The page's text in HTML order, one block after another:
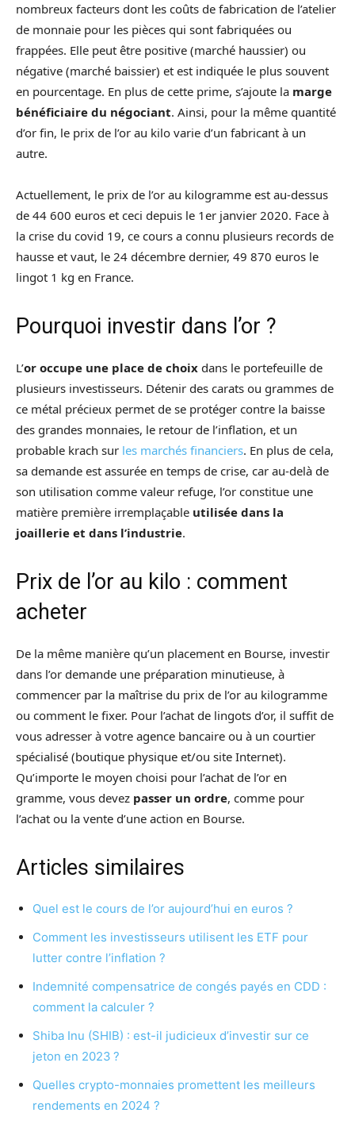
nombreux facteurs dont les coûts de fabrication de l’atelier
de monnaie pour les pièces qui sont fabriquées ou
frappées. Elle peut être positive (marché haussier) ou
négative (marché baissier) et est indiquée le plus souvent
en pourcentage. En plus de cette prime, s’ajoute la marge
bénéficiaire du négociant. Ainsi, pour la même quantité
d’or fin, le prix de l’or au kilo varie d’un fabricant à un
autre.
Actuellement, le prix de l’or au kilogramme est au-dessus
de 44 600 euros et ceci depuis le 1er janvier 2020. Face à
la crise du covid 19, ce cours a connu plusieurs records de
hausse et vaut, le 24 décembre dernier, 49 870 euros le
lingot 1 kg en France.
Pourquoi investir dans l’or ?
L’or occupe une place de choix dans le portefeuille de
plusieurs investisseurs. Détenir des carats ou grammes de
ce métal précieux permet de se protéger contre la baisse
des grandes monnaies, le retour de l’inflation, et un
probable krach sur les marchés financiers. En plus de cela,
sa demande est assurée en temps de crise, car au-delà de
son utilisation comme valeur refuge, l’or constitue une
matière première irremplaçable utilisée dans la
joaillerie et dans l’industrie.
Prix de l’or au kilo : comment
acheter
De la même manière qu’un placement en Bourse, investir
dans l’or demande une préparation minutieuse, à
commencer par la maîtrise du prix de l’or au kilogramme
ou comment le fixer. Pour l’achat de lingots d’or, il suffit de
vous adresser à votre agence bancaire ou à un courtier
spécialisé (boutique physique et/ou site Internet).
Qu’importe le moyen choisi pour l’achat de l’or en
gramme, vous devez passer un ordre, comme pour
l’achat ou la vente d’une action en Bourse.
Articles similaires
Quel est le cours de l’or aujourd’hui en euros ?
Comment les investisseurs utilisent les ETF pour
lutter contre l’inflation ?
Indemnité compensatrice de congés payés en CDD :
comment la calculer ?
Shiba Inu (SHIB) : est-il judicieux d’investir sur ce
jeton en 2023 ?
Quelles crypto-monnaies promettent les meilleurs
rendements en 2024 ?